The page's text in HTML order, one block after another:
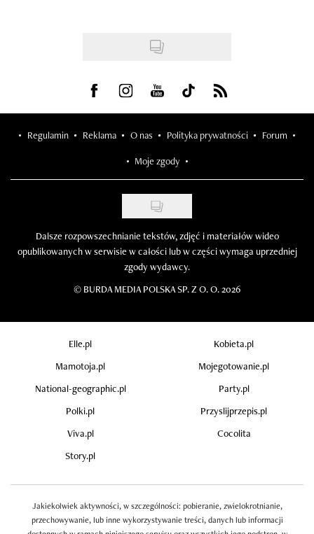
Visit us on Facebook
Visit us on Instagram
Visit us on Youtube
Visit us on Tiktok
Visit us on Rss
Regulamin Reklama O nas Polityka prywatności Forum
Moje zgody
Dalsze rozpowszechnianie tekstów, zdjęć i materiałów wideo
opublikowanych w serwisie w całości lub w części wymaga uprzedniej
zgody wydawcy.
© BURDA MEDIA POLSKA SP. Z O. O. 2026
Elle.pl
Kobieta.pl
Mamotoja.pl
Mojegotowanie.pl
National-geographic.pl
Party.pl
Polki.pl
Przyslijprzepis.pl
Viva.pl
Cocolita
Story.pl
Jakiekolwiek aktywności, w szczególności: pobieranie, zwielokrotnianie,
przechowywanie, lub inne wykorzystywanie treści, danych lub informacji